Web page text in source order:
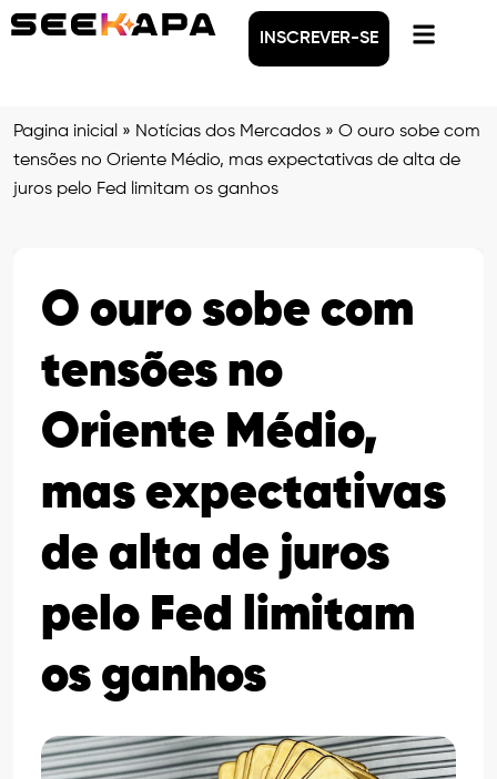
INSCREVER-SE
Pagina inicial » Notícias dos Mercados » O ouro sobe com
tensões no Oriente Médio, mas expectativas de alta de
juros pelo Fed limitam os ganhos
O ouro sobe com
tensões no
Oriente Médio,
mas expectativas
de alta de juros
pelo Fed limitam
os ganhos